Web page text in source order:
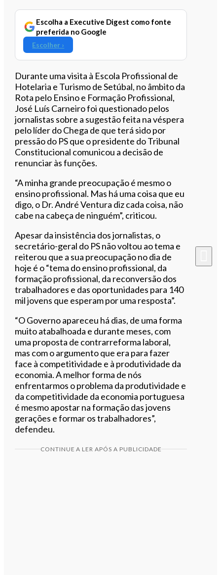
Escolha a Executive Digest como fonte
preferida no Google
Escolher ›
Durante uma visita à Escola Profissional de
Hotelaria e Turismo de Setúbal, no âmbito da
Rota pelo Ensino e Formação Profissional,
José Luís Carneiro foi questionado pelos
jornalistas sobre a sugestão feita na véspera
pelo líder do Chega de que terá sido por
pressão do PS que o presidente do Tribunal
Constitucional comunicou a decisão de
renunciar às funções.
“A minha grande preocupação é mesmo o
ensino profissional. Mas há uma coisa que eu
digo, o Dr. André Ventura diz cada coisa, não
cabe na cabeça de ninguém”, criticou.
Apesar da insistência dos jornalistas, o
secretário-geral do PS não voltou ao tema e
reiterou que a sua preocupação no dia de
hoje é o “tema do ensino profissional, da
formação profissional, da reconversão dos
trabalhadores e das oportunidades para 140
mil jovens que esperam por uma resposta”.
“O Governo apareceu há dias, de uma forma
muito atabalhoada e durante meses, com
uma proposta de contrarreforma laboral,
mas com o argumento que era para fazer
face à competitividade e à produtividade da
economia. A melhor forma de nós
enfrentarmos o problema da produtividade e
da competitividade da economia portuguesa
é mesmo apostar na formação das jovens
gerações e formar os trabalhadores”,
defendeu.
CONTINUE A LER APÓS A PUBLICIDADE